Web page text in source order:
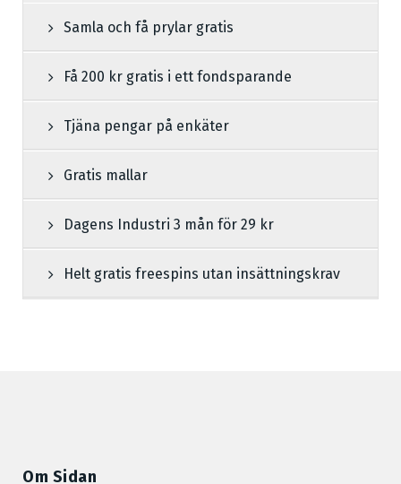
Samla och få prylar gratis
Få 200 kr gratis i ett fondsparande
Tjäna pengar på enkäter
Gratis mallar
Dagens Industri 3 mån för 29 kr
Helt gratis freespins utan insättningskrav
Om Sidan